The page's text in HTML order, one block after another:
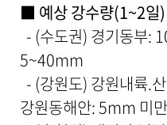
자
■ 예상 강수량(1~2일)
- (수도권) 경기동부:
5~40mm
- (강원도) 강원내륙.
강원동해안: 5mm 미만